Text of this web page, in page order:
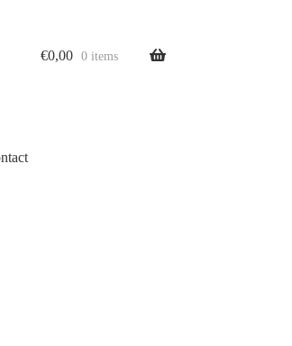
€0,00 0 items